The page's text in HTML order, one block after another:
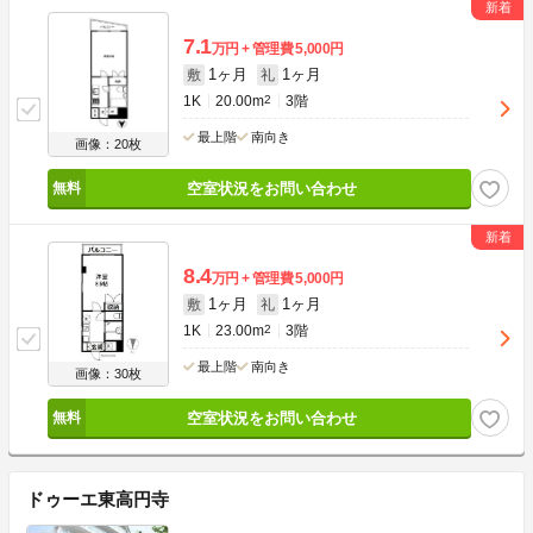
画像：20枚
7.1万円 管理費5,000円
敷 1ヶ月 礼 1ヶ月
1K 20.00m2 3階
最上階 南向き
空室状況をお問い合わせ
画像：30枚
8.4万円 管理費5,000円
敷 1ヶ月 礼 1ヶ月
1K 23.00m2 3階
最上階 南向き
空室状況をお問い合わせ
ドゥーエ東高円寺